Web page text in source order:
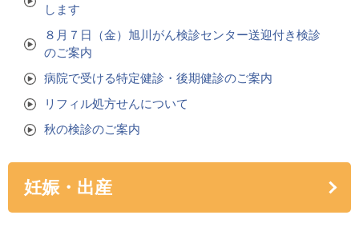
します
８月７日（金）旭川がん検診センター送迎付き検診
のご案内
病院で受ける特定健診・後期健診のご案内
リフィル処方せんについて
秋の検診のご案内
妊娠・出産